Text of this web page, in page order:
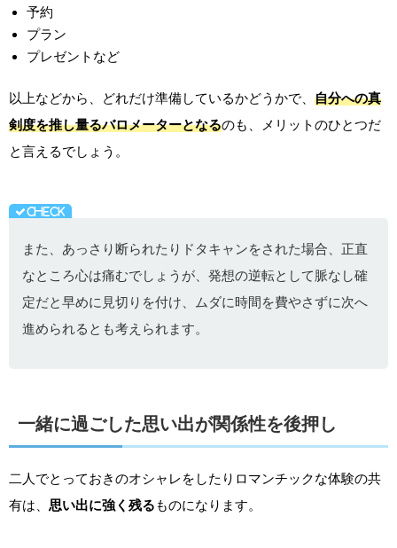
予約
プラン
プレゼントなど
以上などから、どれだけ準備しているかどうかで、 自分への真
剣度を推し量るバロメーターとなるのも、メリットのひとつだ
と言えるでしょう。
また、あっさり断られたりドタキャンをされた場合、正直
なところ心は痛むでしょうが、発想の逆転として脈なし確
定だと早めに見切りを付け、ムダに時間を費やさずに次へ
進められるとも考えられます。
一緒に過ごした思い出が関係性を後押し
二人でとっておきのオシャレをしたりロマンチックな体験の共
有は、 思い出に強く残るものになります。